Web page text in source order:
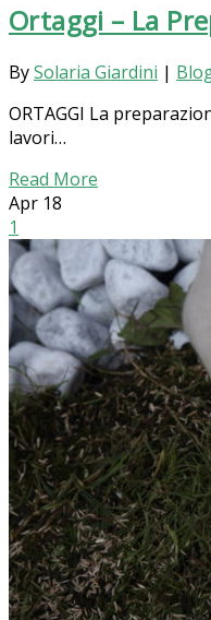
Ortaggi – La
BySolaria Giardini |
ORTAGGI La
lavori…
Read More
Apr 18
1